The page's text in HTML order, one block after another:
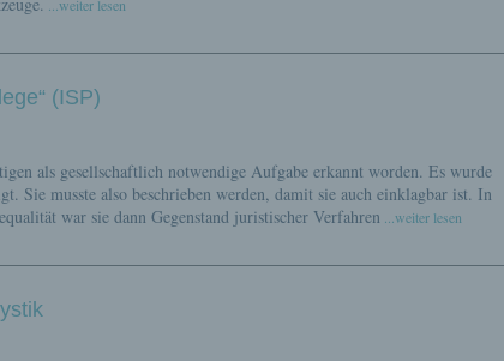
...weiter lesen
(ISP)
als gesellschaftlich notwendige Aufgabe erkannt worden. Es wurde
Sie musste also beschrieben werden, damit sie auch einklagbar ist. In
war sie dann Gegenstand juristischer Verfahren ...weiter lesen